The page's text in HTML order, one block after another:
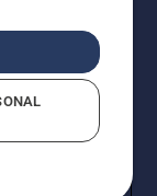
priser er
medmindre
oplysninger